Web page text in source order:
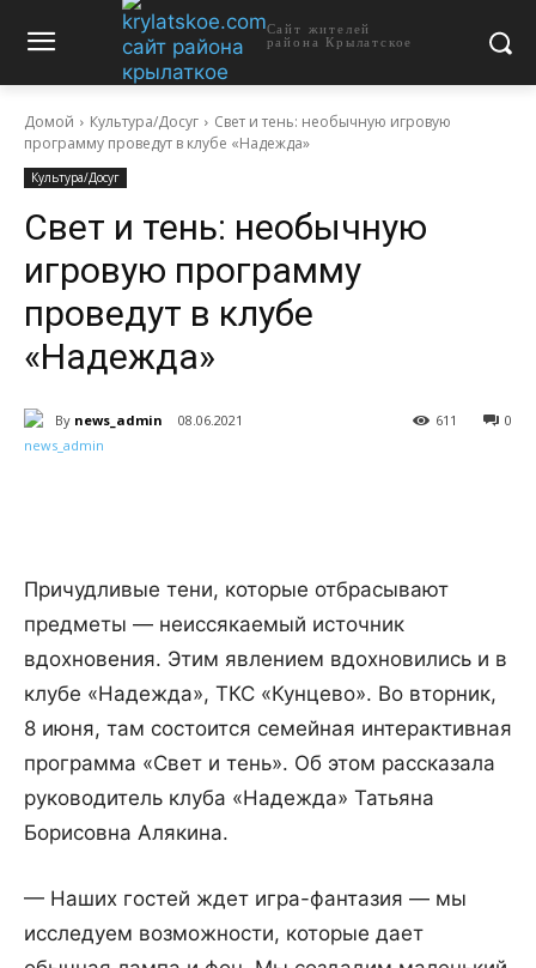
Сайт жителей
района Крылатское
Домой Культура/Досуг
Свет и тень: необычную игровую
программу проведут в клубе «Надежда»
Культура/Досуг
Свет и тень: необычную
игровую программу
проведут в клубе
«Надежда»
By news_admin 08.06.2021 0
611
Причудливые тени, которые отбрасывают
предметы — неиссякаемый источник
вдохновения. Этим явлением вдохновились и в
клубе «Надежда», ТКС «Кунцево». Во вторник,
8 июня, там состоится семейная интерактивная
программа «Свет и тень». Об этом рассказала
руководитель клуба «Надежда» Татьяна
Борисовна Алякина.
— Наших гостей ждет игра-фантазия — мы
исследуем возможности, которые дает